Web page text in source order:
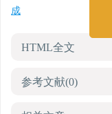
成
HTML全文
参考文献(0)